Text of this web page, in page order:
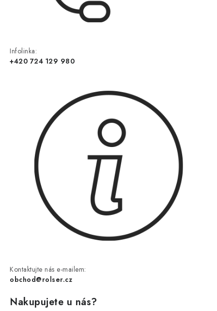
Infolinka:
+420 724 129 980
Kontaktujte nás e-mailem:
obchod@rolser.cz
Nakupujete u nás?